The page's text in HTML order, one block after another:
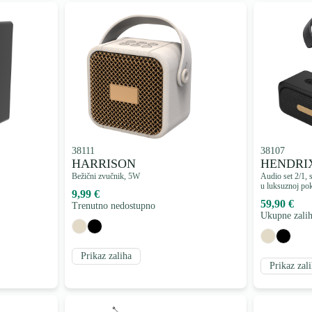
38111
HARRISON
Bežični zvučnik, 5W
9,99 €
Trenutno nedostupno
Prikaz zaliha
38107
Audio set 2/1,
u luksuznoj
59,90 €
Ukupne
Prikaz